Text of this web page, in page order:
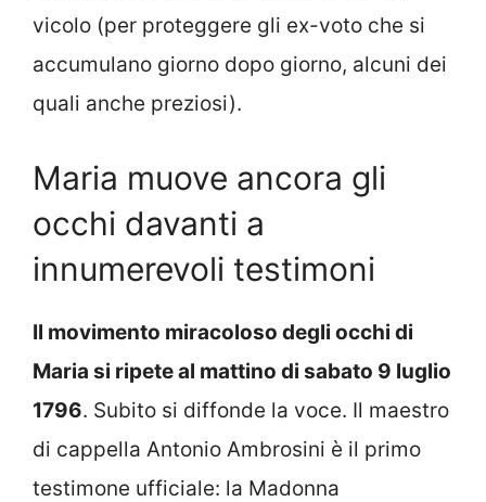
vicolo (per proteggere gli ex-voto che si
accumulano giorno dopo giorno, alcuni dei
quali anche preziosi).
Maria muove ancora gli
occhi davanti a
innumerevoli testimoni
Il movimento miracoloso degli occhi di
Maria si ripete al mattino di sabato 9 luglio
1796. Subito si diffonde la voce. Il maestro
di cappella Antonio Ambrosini è il primo
testimone ufficiale: la Madonna